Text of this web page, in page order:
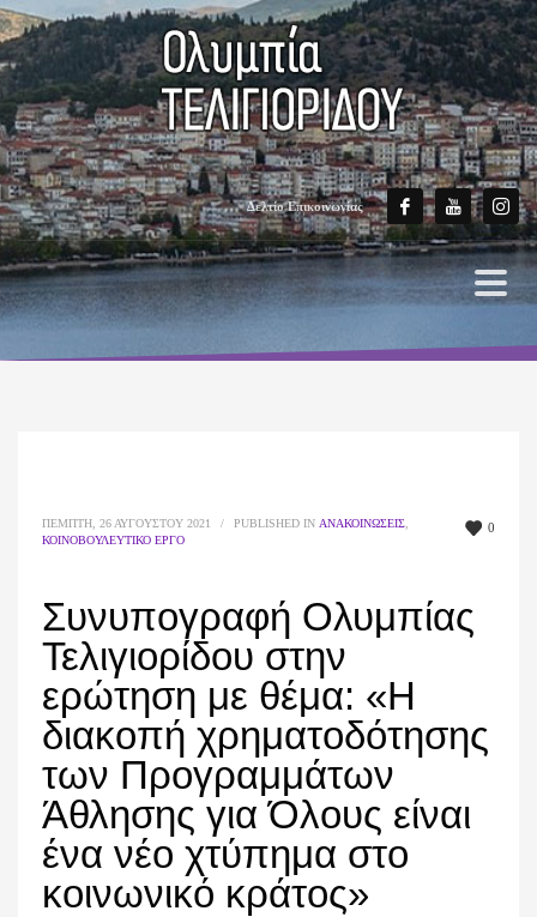
Δελτίο Επικοινωνίας
0
ΠΈΜΠΤΗ, 26 ΑΥΓΟΎΣΤΟΥ 2021 / PUBLISHED IN ΑΝΑΚΟΙΝΏΣΕΙΣ
ΚΟΙΝΟΒΟΥΛΕΥΤΙΚΌ ΈΡΓΟ
Συνυπογραφή Ολυμπίας
Τελιγιορίδου στην
ερώτηση με θέμα: «Η
διακοπή χρηματοδότησης
των Προγραμμάτων
Άθλησης για Όλους είναι
ένα νέο χτύπημα στο
κοινωνικό κράτος»